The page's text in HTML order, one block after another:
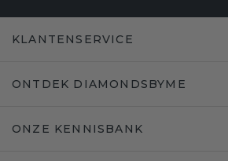
KLANTENSERVICE
ONTDEK DIAMONDSBYME
ONZE KENNISBANK